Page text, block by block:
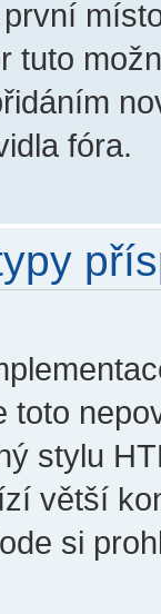
tuto
fóra.
toto
stylu
větší
si